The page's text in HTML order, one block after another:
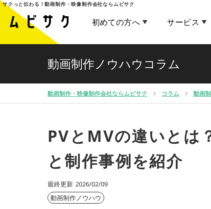
初めての方へ サービス
サクっと伝わる！動画制作・映像制作会社ならムビサク
動画制作ノウハウコラム
動画制作・映像制作会社ならムビサク コラム 動画
PVとMVの違いとは
と制作事例を紹介
最終更新 2026/02/09
動画制作ノウハウ